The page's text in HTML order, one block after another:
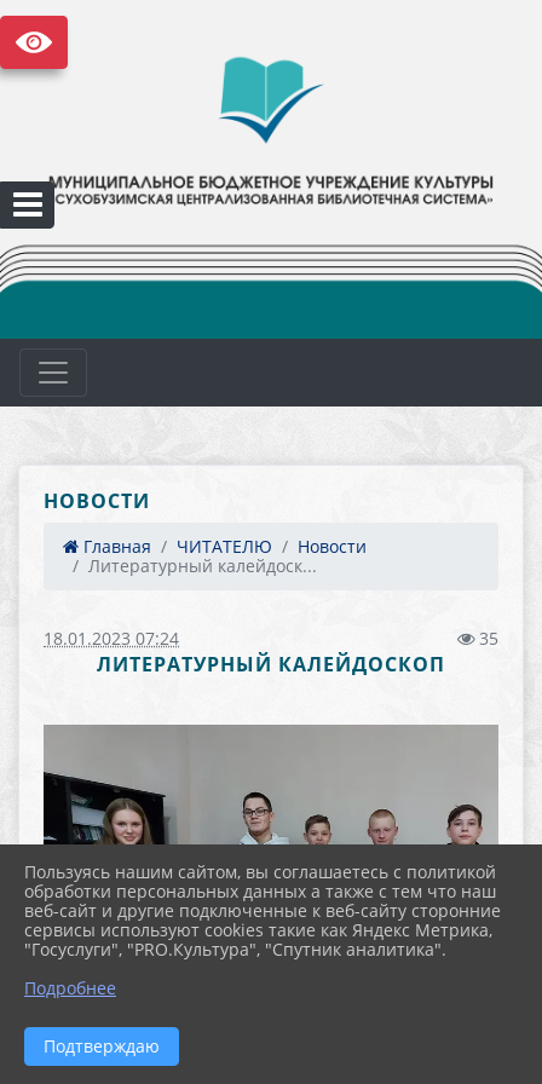
НОВОСТИ
Главная ЧИТАТЕЛЮ
Новости
Литературный калейдоск...
18.01.2023 07:24 35
ЛИТЕРАТУРНЫЙ КАЛЕЙДОСКОП
Пользуясь нашим сайтом, вы соглашаетесь с политикой
обработки персональных данных а также с тем что наш
веб-сайт и другие подключенные к веб-сайту сторонние
сервисы используют cookies такие как Яндекс Метрика,
"Госуслуги", "PRO.Культура", "Спутник аналитика".
Подробнее
Подтверждаю